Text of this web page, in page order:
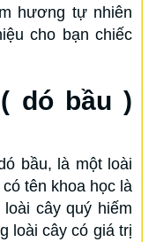
hương tự nhiên
cho bạn chiếc
dó bầu )
bầu, là một loài
tên khoa học là
cây quý hiếm
loài cây có giá trị